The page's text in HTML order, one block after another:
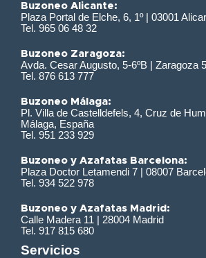
Buzoneo Alicante:
Plaza Portal de Elche, 6, 1º | 03001
Tel. 965 06 48 32
Buzoneo Zaragoza:
Avda. Cesar Augusto, 5-6ºB | Zaragoza
Tel. 876 613 777
Buzoneo Málaga:
Pl. Villa de Castelldefels, 4, Cruz de
Málaga, España
Tel. 951 233 929
Buzoneo y Azafatas Barcelona:
Plaza Doctor Letamendi 7 | 08007
Tel. 934 522 978
Buzoneo y Azafatas Madrid:
Calle Madera 11 | 28004 Madrid
Tel. 917 815 680
Servicios